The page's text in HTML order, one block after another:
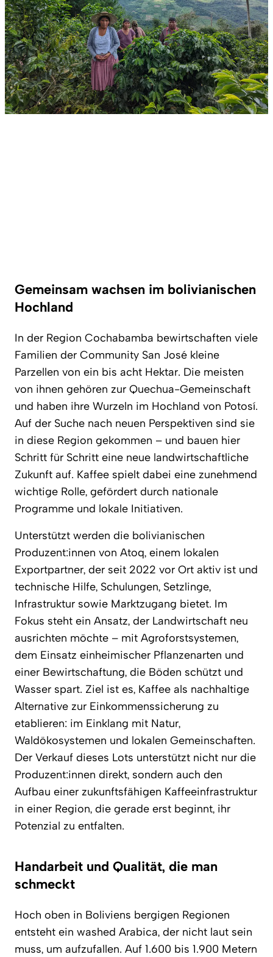
Gemeinsam wachsen im bolivianischen
Hochland
In der Region Cochabamba bewirtschaften viele
Familien der Community San José kleine
Parzellen von ein bis acht Hektar. Die meisten
von ihnen gehören zur Quechua-Gemeinschaft
und haben ihre Wurzeln im Hochland von Potosí.
Auf der Suche nach neuen Perspektiven sind sie
in diese Region gekommen – und bauen hier
Schritt für Schritt eine neue landwirtschaftliche
Zukunft auf. Kaffee spielt dabei eine zunehmend
wichtige Rolle, gefördert durch nationale
Programme und lokale Initiativen.
Unterstützt werden die bolivianischen
Produzent:innen von Atoq, einem lokalen
Exportpartner, der seit 2022 vor Ort aktiv ist und
technische Hilfe, Schulungen, Setzlinge,
Infrastruktur sowie Marktzugang bietet. Im
Fokus steht ein Ansatz, der Landwirtschaft neu
ausrichten möchte – mit Agroforstsystemen,
dem Einsatz einheimischer Pflanzenarten und
einer Bewirtschaftung, die Böden schützt und
Wasser spart. Ziel ist es, Kaffee als nachhaltige
Alternative zur Einkommenssicherung zu
etablieren: im Einklang mit Natur,
Waldökosystemen und lokalen Gemeinschaften.
Der Verkauf dieses Lots unterstützt nicht nur die
Produzent:innen direkt, sondern auch den
Aufbau einer zukunftsfähigen Kaffeeinfrastruktur
in einer Region, die gerade erst beginnt, ihr
Potenzial zu entfalten.
Handarbeit und Qualität, die man
schmeckt
Hoch oben in Boliviens bergigen Regionen
entsteht ein washed Arabica, der nicht laut sein
muss, um aufzufallen. Auf 1.600 bis 1.900 Metern